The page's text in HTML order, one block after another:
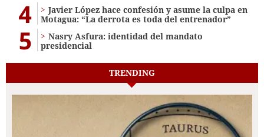
4
Javier López hace confesión y asume la culpa en
Motagua: “La derrota es toda del entrenador”
5
Nasry Asfura: identidad del mandato
presidencial
TRENDING